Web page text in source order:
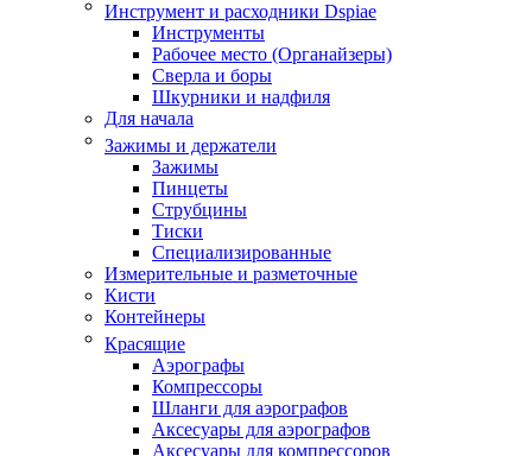
Инструмент и расходники Dspiae
Инструменты
Рабочее место (Органайзеры)
Сверла и боры
Шкурники и надфиля
Для начала
Зажимы и держатели
Зажимы
Пинцеты
Струбцины
Тиски
Специализированные
Измерительные и разметочные
Кисти
Контейнеры
Красящие
Аэрографы
Компрессоры
Шланги для аэрографов
Аксесуары для аэрографов
Аксесуары для компрессоров